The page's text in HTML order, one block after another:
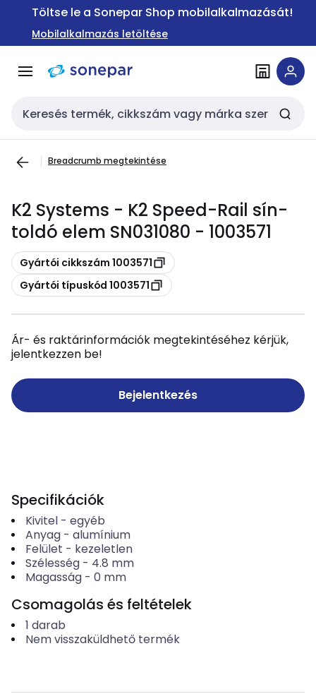
Ugrás a
Ugrás a
tartalomra
Töltse le a Sonepar Shop mobilalkalmazását!
Mobilalkalmazás letöltése
Keresési bemenet
Breadcrumb megtekintése
K2 Systems - K2 Speed-Rail sín-
toldó elem SN031080 - 1003571
Másolás
Gyártói cikkszám 1003571
Másolás
Gyártói típuskód 1003571
Ár- és raktárinformációk megtekintéséhez kérjük,
jelentkezzen be!
Bejelentkezés
Specifikációk
Kivitel- egyéb
Anyag- alumínium
Felület - kezeletlen
Szélesség- 4.8 mm
Magasság- 0 mm
Csomagolás és feltételek
1 darab
Nem visszaküldhető termék